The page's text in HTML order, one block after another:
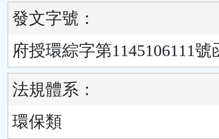
發文字號：
府授環綜字第1145106111號
法規體系：
環保類